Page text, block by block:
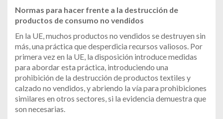
Normas para hacer frente a la destrucción de
productos de consumo no vendidos
En la UE, muchos productos no vendidos se destruyen sin
más, una práctica que desperdicia recursos valiosos. Por
primera vez en la UE, la disposición introduce medidas
para abordar esta práctica, introduciendo una
prohibición de la destrucción de productos textiles y
calzado no vendidos, y abriendo la vía para prohibiciones
similares en otros sectores, si la evidencia demuestra que
son necesarias.